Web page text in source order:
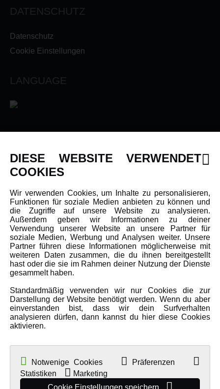
DATENSCHUTZ
Datenschutz
Cookie Einstellungen
LANGUAGE
Newsletter
Karriere
Amewi Kataloge
MEHR VON AMEWI
AMXRacing - Qualitäts RC-Zubehör
Malinos - Die kreative Seite von Amewi
Werden Sie Amewi Händler
Amewi B2B-Shop
DIESE WEBSITE VERWENDET
COOKIES
Wir verwenden Cookies, um Inhalte zu personalisieren,
Funktionen für soziale Medien anbieten zu können und
die Zugriffe auf unsere Website zu analysieren.
Außerdem geben wir Informationen zu deiner
Verwendung unserer Website an unsere Partner für
soziale Medien, Werbung und Analysen weiter. Unsere
Partner führen diese Informationen möglicherweise mit
weiteren Daten zusammen, die du ihnen bereitgestellt
hast oder die sie im Rahmen deiner Nutzung der Dienste
gesammelt haben.
Standardmäßig verwenden wir nur Cookies die zur
Darstellung der Website benötigt werden. Wenn du aber
einverstanden bist, dass wir dein Surfverhalten
analysieren dürfen, dann kannst du hier diese Cookies
aktivieren.
Notwenige Cookies
Präferenzen
Statistiken
Marketing
Cookie Einstellungen speichern